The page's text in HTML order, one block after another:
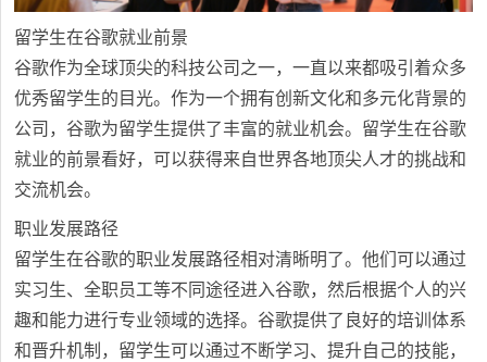
留学生在谷歌就业前景
谷歌作为全球顶尖的科技公司之一，一直以来都吸引着众多
优秀留学生的目光。作为一个拥有创新文化和多元化背景的
公司，谷歌为留学生提供了丰富的就业机会。留学生在谷歌
就业的前景看好，可以获得来自世界各地顶尖人才的挑战和
交流机会。
职业发展路径
留学生在谷歌的职业发展路径相对清晰明了。他们可以通过
实习生、全职员工等不同途径进入谷歌，然后根据个人的兴
趣和能力进行专业领域的选择。谷歌提供了良好的培训体系
和晋升机制，留学生可以通过不断学习、提升自己的技能，